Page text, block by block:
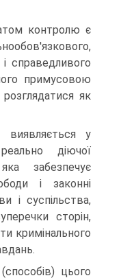
контролю є
справедливого
примусовою
як
виявляється у
діючої
забезпечує
і законні
і суспільства,
сторін,
кримінального
цього